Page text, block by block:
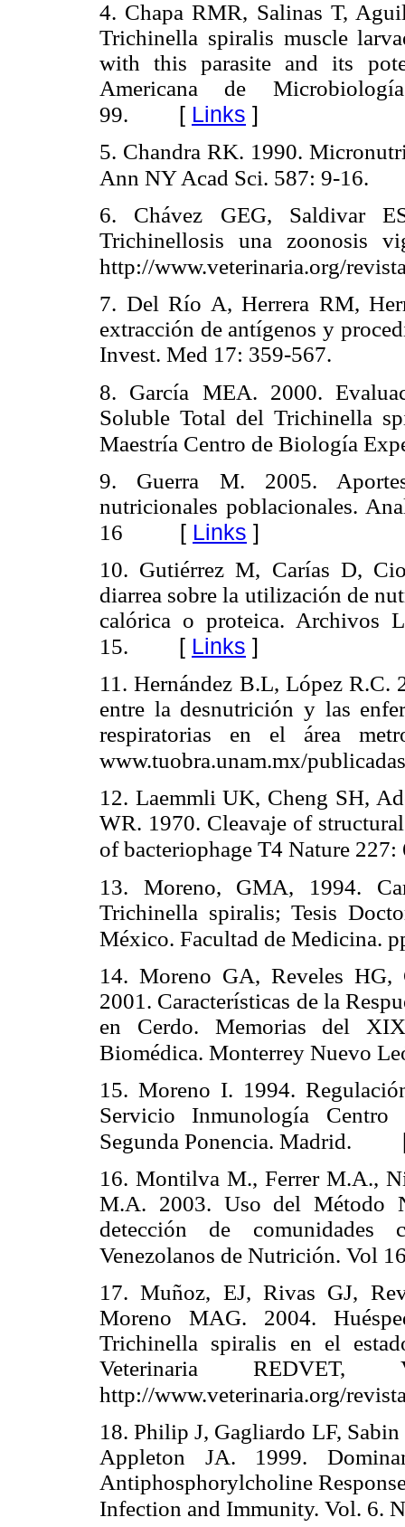
4. Chapa RMR, Salinas T,
Trichinella spiralis muscle
with this parasite and its
Americana de
99. [ Links ]
5. Chandra RK. 1990.
Ann NY Acad Sci. 587: 9-16.
6. Chávez GEG, Saldivar
Trichinellosis una zoonosis
http://www.veterinaria.org/
7. Del Río A, Herrera RM,
extracción de antígenos y
Invest. Med 17: 359-567.
8. García MEA. 2000.
Soluble Total del Trichinella
Maestría Centro de Biología
9. Guerra M. 2005.
nutricionales poblacionales.
16 [ Links ]
10. Gutiérrez M, Carías D,
diarrea sobre la utilización de
calórica o proteica. Archivos
15. [ Links ]
11. Hernández B.L, López R.C.
entre la desnutrición y las
respiratorias en el área
www.tuobra.unam.mx/
12. Laemmli UK, Cheng SH,
WR. 1970. Cleavaje of
of bacteriophage T4 Nature 227:
13. Moreno, GMA, 1994.
Trichinella spiralis; Tesis
México. Facultad de Medicina.
14. Moreno GA, Reveles HG,
2001. Características de la
en Cerdo. Memorias del
Biomédica. Monterrey Nuevo
15. Moreno I. 1994.
Servicio Inmunología Centro
Segunda Ponencia. Madrid.
16. Montilva M., Ferrer M.A.,
M.A. 2003. Uso del Método
detección de comunidades
Venezolanos de Nutrición. Vol
17. Muñoz, EJ, Rivas GJ,
Moreno MAG. 2004.
Trichinella spiralis en el
Veterinaria
http://www.veterinaria.org/
18. Philip J, Gagliardo LF,
Appleton JA. 1999.
Antiphosphorylcholine
Infection and Immunity. Vol. 6.